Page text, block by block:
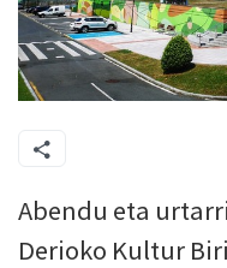
Abendu eta
Derioko Kultur